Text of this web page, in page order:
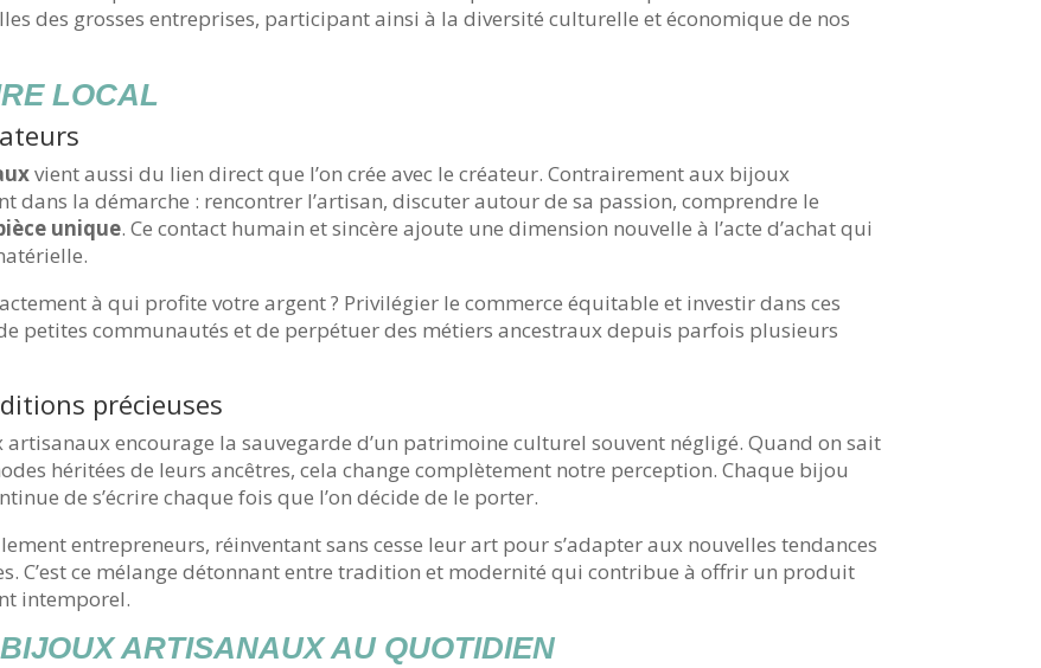
des grosses entreprises, participant ainsi à la diversité culturelle et économique de nos
LOCAL
vient aussi du lien direct que l’on crée avec le créateur. Contrairement aux bijoux
dans la démarche : rencontrer l’artisan, discuter autour de sa passion, comprendre le
unique. Ce contact humain et sincère ajoute une dimension nouvelle à l’acte d’achat qui
à qui profite votre argent ? Privilégier le commerce équitable et investir dans ces
petites communautés et de perpétuer des métiers ancestraux depuis parfois plusieurs
précieuses
encourage la sauvegarde d’un patrimoine culturel souvent négligé. Quand on sait
héritées de leurs ancêtres, cela change complètement notre perception. Chaque bijou
de s’écrire chaque fois que l’on décide de le porter.
entrepreneurs, réinventant sans cesse leur art pour s’adapter aux nouvelles tendances
C’est ce mélange détonnant entre tradition et modernité qui contribue à offrir un produit
intemporel.
ARTISANAUX AU QUOTIDIEN